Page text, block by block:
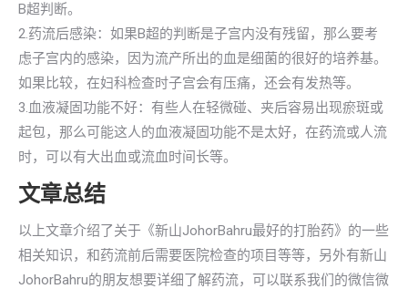
B超判断。
2.药流后感染：如果B超的判断是子宫内没有残留，那么要考
虑子宫内的感染，因为流产所出的血是细菌的很好的培养基。
如果比较，在妇科检查时子宫会有压痛，还会有发热等。
3.血液凝固功能不好：有些人在轻微碰、夹后容易出现瘀斑或
起包，那么可能这人的血液凝固功能不是太好，在药流或人流
时，可以有大出血或流血时间长等。
文章总结
以上文章介绍了关于《新山JohorBahru最好的打胎药》的一些
相关知识，和药流前后需要医院检查的项目等等，另外有新山
JohorBahru的朋友想要详细了解药流，可以联系我们的微信微